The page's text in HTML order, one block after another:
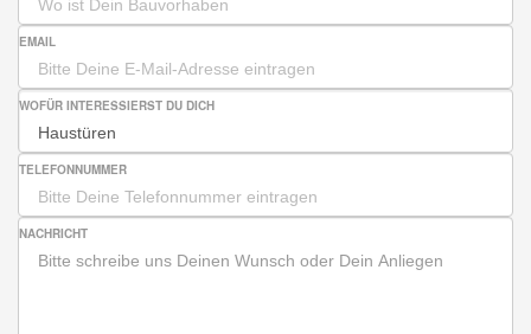
EMAIL
WOFÜR INTERESSIERST DU DICH
TELEFONNUMMER
NACHRICHT